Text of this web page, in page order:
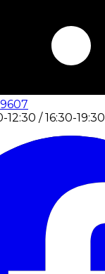
12:30 / 16:30-19:30